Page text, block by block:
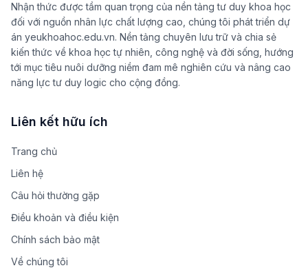
Nhận thức được tầm quan trọng của nền tảng tư duy khoa học
đối với nguồn nhân lực chất lượng cao, chúng tôi phát triển dự
án yeukhoahoc.edu.vn. Nền tảng chuyên lưu trữ và chia sẻ
kiến thức về khoa học tự nhiên, công nghệ và đời sống, hướng
tới mục tiêu nuôi dưỡng niềm đam mê nghiên cứu và nâng cao
năng lực tư duy logic cho cộng đồng.
Liên kết hữu ích
Trang chủ
Liên hệ
Câu hỏi thường gặp
Điều khoản và điều kiện
Chính sách bảo mật
Về chúng tôi